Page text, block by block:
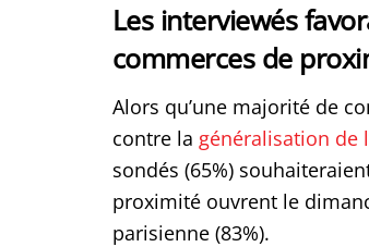
Les interviewés
commerces de
Alors qu’une majorité de
contre la généralisation de
sondés (65%)
proximité ouvrent le
parisienne (83%).